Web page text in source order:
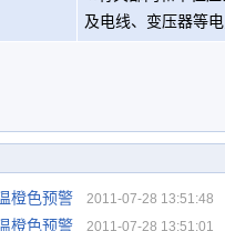
及电线、变压器等
橙色预警 2011-07-28 13:51:48
橙色预警 2011-07-28 13:51:01